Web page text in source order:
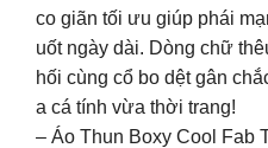
co giãn tối ưu giúp phái
uốt ngày dài. Dòng chữ
hối cùng cổ bo dệt gân
a cá tính vừa thời trang!
– Áo Thun Boxy Cool Fab